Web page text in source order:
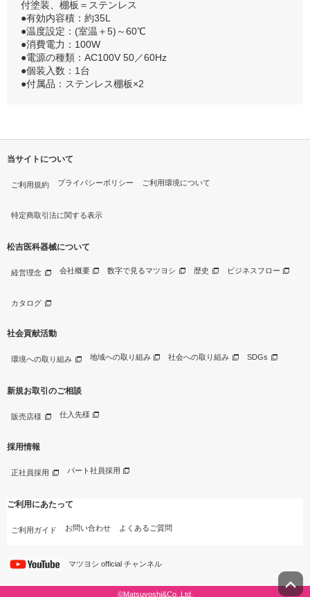
付塗装、棚板＝ステンレス
●有効内容積：約35L
●温度設定：(室温＋5)～60℃
●消費電力：100W
●電源の種類：AC100V 50／60Hz
●個装入数：1台
●付属品：ステンレス棚板×2
当サイトについて
ご利用規約 プライバシーポリシー ご利用環境について
特定商取引法に関する表示
松吉医科器械について
経営理念 会社概要 数字で見るマツヨシ 歴史 ビジネスフロー
カタログ
社会貢献活動
環境への取り組み 地域への取り組み 社会への取り組み SDGs
新規お取引のご相談
販売店様 仕入先様
採用情報
正社員採用 パート社員採用
ご利用にあたって
ご利用ガイド お問い合わせ よくあるご質問
マツヨシ official チャンネル
©Matsuyoshi&Co.,Ltd.